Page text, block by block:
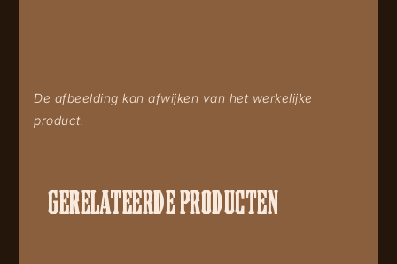
De afbeelding kan afwijken van het werkelijke
product.
GERELATEERDE PRODUCTEN